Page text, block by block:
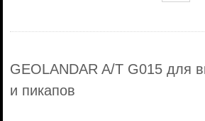
GEOLANDAR A/T G015 для
и пикапов